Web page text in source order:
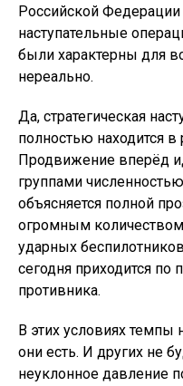
Российской
наступательные
были характерны для
нереально.
Да, стратегическая
полностью находится
Продвижение вперёд
группами
объясняется полной
огромным
ударных
сегодня приходится по
противника.
В этих условиях темпы
они есть. И других не
неуклонное давление